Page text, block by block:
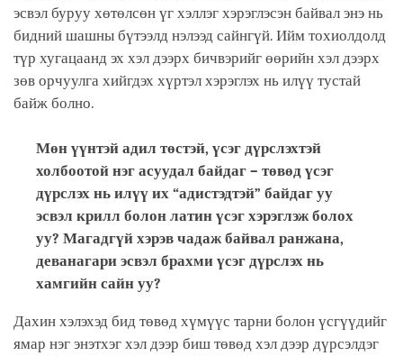
эсвэл буруу хөтөлсөн үг хэллэг хэрэглэсэн байвал энэ нь
бидний шашны бүтээлд нэлээд сайнгүй. Ийм тохиолдолд
түр хугацаанд эх хэл дээрх бичвэрийг өөрийн хэл дээрх
зөв орчуулга хийгдэх хүртэл хэрэглэх нь илүү тустай
байж болно.
Мөн үүнтэй адил төстэй, үсэг дүрслэхтэй
холбоотой нэг асуудал байдаг – төвөд үсэг
дүрслэх нь илүү их “адистэдтэй” байдаг уу
эсвэл крилл болон латин үсэг хэрэглэж болох
уу? Магадгүй хэрэв чадаж байвал ранжана,
деванагари эсвэл брахми үсэг дүрслэх нь
хамгийн сайн уу?
Дахин хэлэхэд бид төвөд хүмүүс тарни болон үсгүүдийг
ямар нэг энэтхэг хэл дээр биш төвөд хэл дээр дүрсэлдэг